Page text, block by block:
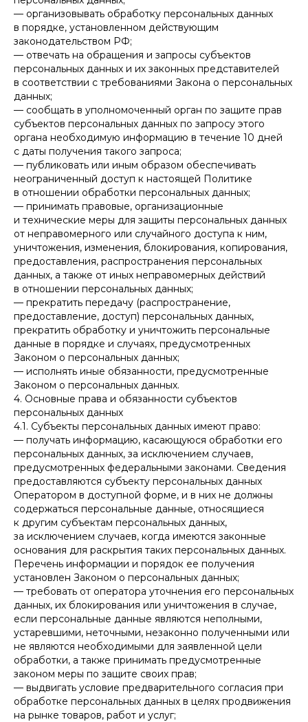
— организовывать обработку персональных данных
в порядке, установленном действующим
законодательством РФ;
— отвечать на обращения и запросы субъектов
персональных данных и их законных представителей
в соответствии с требованиями Закона о персональных
данных;
— сообщать в уполномоченный орган по защите прав
субъектов персональных данных по запросу этого
органа необходимую информацию в течение 10 дней
с даты получения такого запроса;
— публиковать или иным образом обеспечивать
неограниченный доступ к настоящей Политике
в отношении обработки персональных данных;
— принимать правовые, организационные
и технические меры для защиты персональных данных
от неправомерного или случайного доступа к ним,
уничтожения, изменения, блокирования, копирования,
предоставления, распространения персональных
данных, а также от иных неправомерных действий
в отношении персональных данных;
— прекратить передачу (распространение,
предоставление, доступ) персональных данных,
прекратить обработку и уничтожить персональные
данные в порядке и случаях, предусмотренных
Законом о персональных данных;
— исполнять иные обязанности, предусмотренные
Законом о персональных данных.
4. Основные права и обязанности субъектов
персональных данных
4.1. Субъекты персональных данных имеют право:
— получать информацию, касающуюся обработки его
персональных данных, за исключением случаев,
предусмотренных федеральными законами. Сведения
предоставляются субъекту персональных данных
Оператором в доступной форме, и в них не должны
содержаться персональные данные, относящиеся
к другим субъектам персональных данных,
за исключением случаев, когда имеются законные
основания для раскрытия таких персональных данных.
Перечень информации и порядок ее получения
установлен Законом о персональных данных;
— требовать от оператора уточнения его персональных
данных, их блокирования или уничтожения в случае,
если персональные данные являются неполными,
устаревшими, неточными, незаконно полученными или
не являются необходимыми для заявленной цели
обработки, а также принимать предусмотренные
законом меры по защите своих прав;
— выдвигать условие предварительного согласия при
обработке персональных данных в целях продвижения
на рынке товаров, работ и услуг;